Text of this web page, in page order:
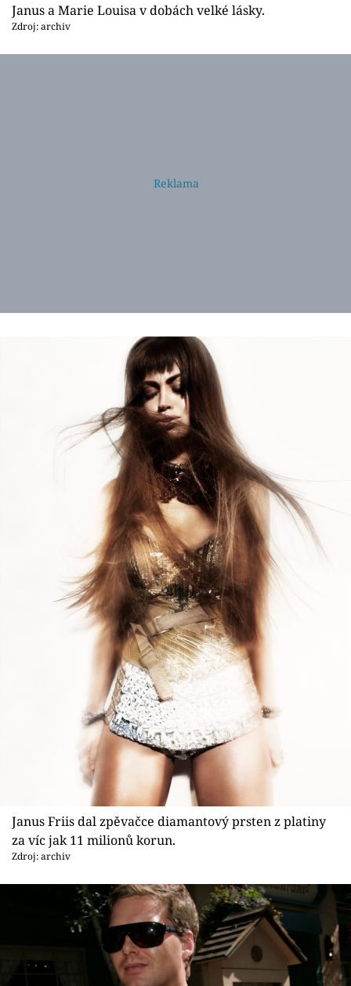
Janus a Marie Louisa v dobách velké lásky.
Zdroj: archiv
Janus Friis dal zpěvačce diamantový prsten z platiny
za víc jak 11 milionů korun.
Zdroj: archiv